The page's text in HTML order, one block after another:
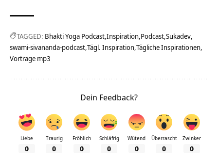
TAGGED: Bhakti Yoga Podcast Inspiration Podcast Sukadev
swami-sivananda-podcast Tägl. Inspiration Tägliche Inspirationen
Vorträge mp3
Dein Feedback?
Liebe
0
Traurig
0
Fröhlich
0
Schläfrig
0
Wütend
0
Überrascht
0
Zwinker
0